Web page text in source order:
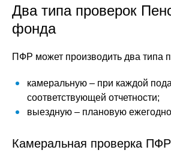
Два типа проверок
фонда
ПФР может производить два типа
камеральную – при каждой
соответствующей отчетности;
выездную – плановую
Камеральная проверка ПФР